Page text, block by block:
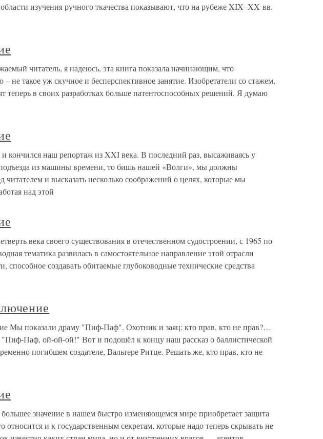
изучения ручного ткачества показывают, что на рубеже XIX–XX вв.
читатель, я надеюсь, эта книга показала начинающим, что
– не такое уж скучное и бесперспективное занятие. Изобретатели со стажем,
теперь в своих разработках больше патентоспособных решений. Я думаю
кончился наш репортаж из XXI века. В последний раз, высаживаясь у
из машины времени, то бишь нашей «Волги», мы должны
читателем и высказать несколько соображений о целях, которые мы
над этой
века своего существования в отечественном судостроении, с 1965 по
тематика развилась в самостоятельное направление этой отрасли
способное создавать обитаемые глубоководные технические средства
Мы показали драму "Пиф-Паф". Охотник и заяц: кто прав, кто не прав?…
Паф, ой-ой-ой!" Вот и подошёл к концу наш рассказ о баллистической
погибшем создателе, Вальтере Ритце. Решать же, кто прав, кто не
значение в нашем быстро изменяющемся мире приобретает защита
и к государственным секретам, которые надо теперь скрывать не